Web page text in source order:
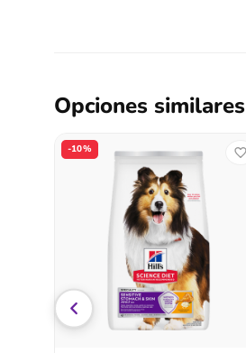
Opciones similares
-10%